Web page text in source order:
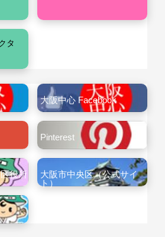
タ
大阪中心 Facebook
Pinterest
役所
大阪市中央区（公式サイ
ト）